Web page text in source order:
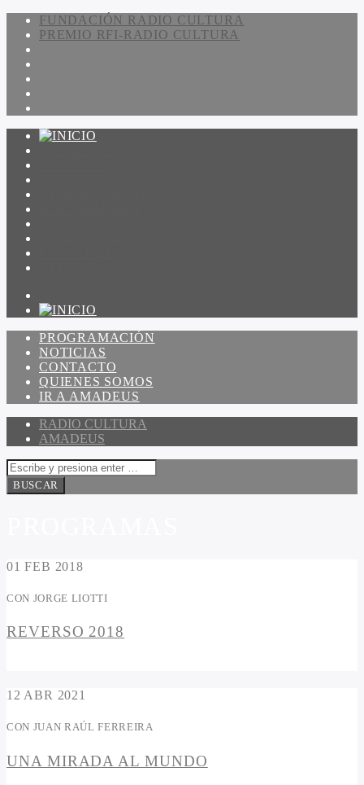
FUNDACIÓN RADIO CULTURA
PREMIO RFI-RADIO CULTURA
PROGRAMACIÓN
NOTICIAS
CONTACTO
QUIENES SOMOS
IR A AMADEUS
RADIO CULTURA
AMADEUS
01FEB 2018
CON JORGE LIOTTI
REVERSO 2018
12 ABR 2021
CON JUAN RAÚL FERREIRA
UNA MIRADA AL MUNDO